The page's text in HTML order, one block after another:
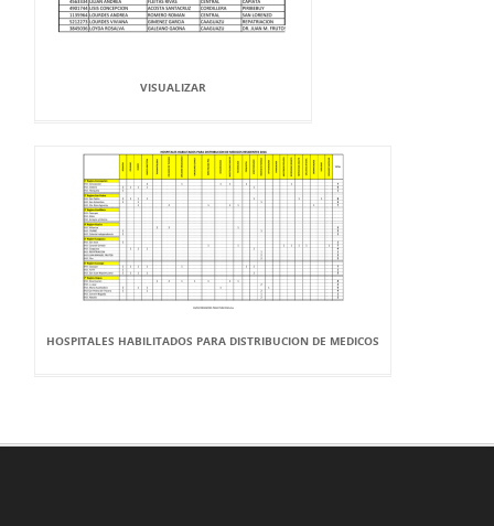
VISUALIZAR
HOSPITALES HABILITADOS PARA DISTRIBUCION DE MEDICOS